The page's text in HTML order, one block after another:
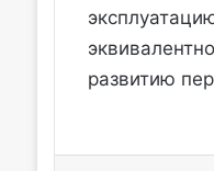
развитию